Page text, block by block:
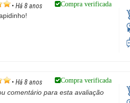
• Há 8 anos Compra verificada
• Há 8 anos Compra verificada
comentário para esta avaliação